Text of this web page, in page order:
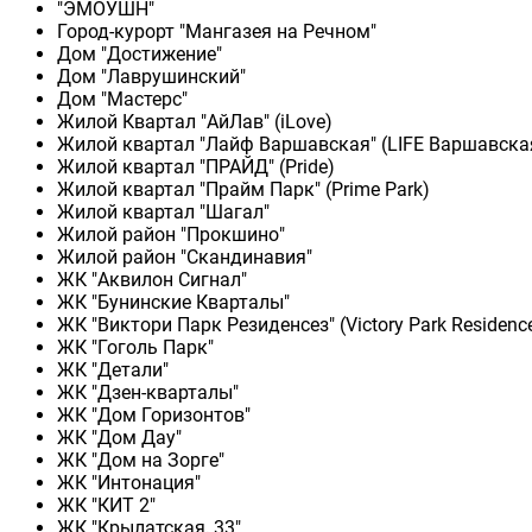
"ЭМОУШН"
Город-курорт "Мангазея на Речном"
Дом "Достижение"
Дом "Лаврушинский"
Дом "Мастерс"
Жилой Квартал "АйЛав" (iLove)
Жилой квартал "Лайф Варшавская" (LIFE
Жилой квартал "ПРАЙД" (Pride)
Жилой квартал "Прайм Парк" (Prime Park)
Жилой квартал "Шагал"
Жилой район "Прокшино"
Жилой район "Скандинавия"
ЖК "Аквилон Сигнал"
ЖК "Бунинские Кварталы"
ЖК "Виктори Парк Резиденсез" (Victory Park
ЖК "Гоголь Парк"
ЖК "Детали"
ЖК "Дзен-кварталы"
ЖК "Дом Горизонтов"
ЖК "Дом Дау"
ЖК "Дом на Зорге"
ЖК "Интонация"
ЖК "КИТ 2"